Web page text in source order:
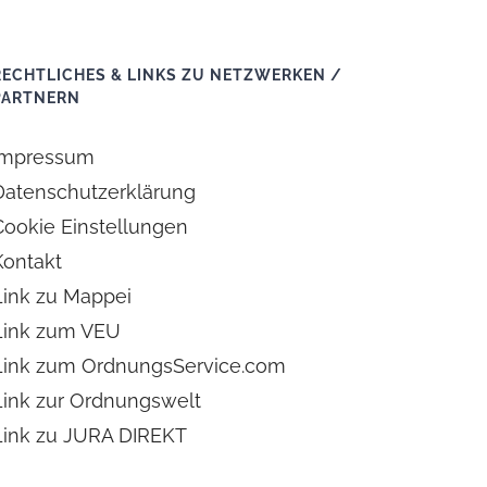
& LINKS ZU NETZWERKEN /
Einstellungen
zu Mappei
zum VEU
zum OrdnungsService.com
zur Ordnungswelt
zu JURA DIREKT